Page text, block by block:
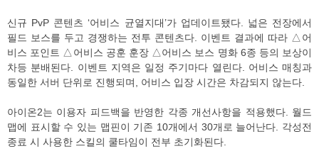
신규 PvP 콘텐츠 ‘어비스 균열지대’가 업데이트됐다. 넓은 전장에서
필드 보스를 두고 경쟁하는 전투 콘텐츠다. 이벤트 결과에 따라 △어
비스 포인트 △어비스 공훈 훈장 △어비스 보스 명화 6종 등의 보상이
차등 분배된다. 이벤트 지역은 일정 주기마다 열린다. 어비스 매칭과
동일한 서버 단위로 진행되며, 어비스 입장 시간은 차감되지 않는다.
아이온2는 이용자 피드백을 반영한 각종 개선사항을 적용했다. 월드
맵에 표시할 수 있는 맵핀이 기존 10개에서 30개로 늘어난다. 각성전
종료 시 사용한 스킬의 쿨타임이 전부 초기화된다.